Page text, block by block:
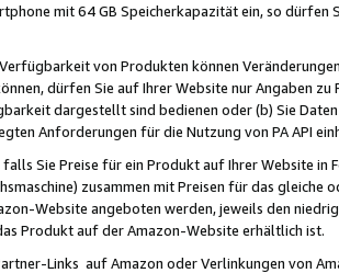
mit 64 GB Speicherkapazität ein, so dürfen
von Produkten können
dürfen Sie auf Ihrer Website nur Angaben
dargestellt sind bedienen oder (b) Sie
Anforderungen für die Nutzung von PA API
falls Sie Preise für ein Produkt auf Ihrer Website
zusammen mit Preisen für das
Website angeboten werden, jeweils den
Produkt auf der Amazon-Website erhältlich ist.
Links auf Amazon oder Verlinkungen von